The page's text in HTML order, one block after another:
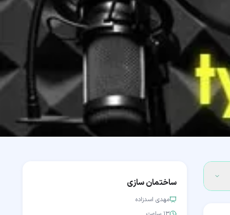
ساختمان سازی
مهدی اسدزاده